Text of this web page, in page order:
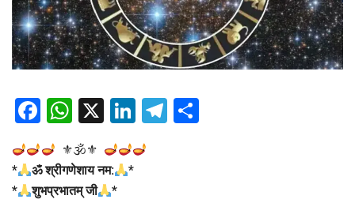
Facebook
WhatsApp
X LinkedIn
Telegram
⚜🕉⚜
*
ॐ श्रीगणेशाय नम:
*
*
शुभप्रभातम् जी *